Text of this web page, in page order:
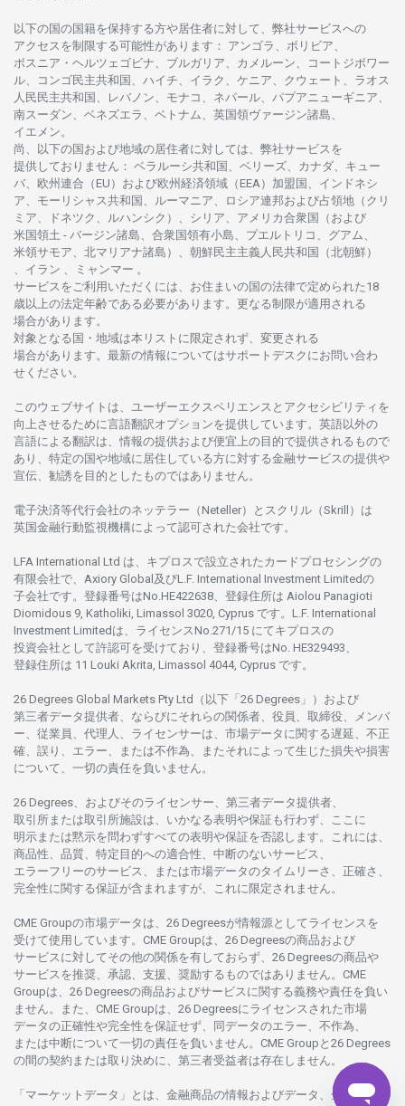
以下の国の国籍を保持する方や居住者に対して、 弊社サービスへの
アクセスを制限する可能性があります ： アンゴラ、ボリビア、
ボスニア ・ ヘルツェゴビナ、ブルガリア、カメルーン、コートジボワー
ル、
コンゴ民主共和国、ハイチ、イラク、ケニア、クウェート、 ラオス
人民民主共和国、レバノン、モナコ、ネパール、パプアニューギニア、
南スーダン、ベネズエラ、ベトナム、 英国領ヴァージン諸島、
イエメン。
尚、
以下の国および地域の居住者に対しては、 弊社サービスを
提供しておりません ： ベラルーシ共和国、ベリーズ、カナダ、キュー
バ、 欧州連合 （EU） および欧州経済領域 （EEA）加盟国、インドネシ
ア、 モーリシャス共和国、ルーマニア、 ロシア連邦および占領地 （クリ
ミア、ドネツク、ルハンシク）、シリア、 アメリカ合衆国
（および
米国領土 - バージン諸島、合衆国領有小島、プエルトリコ、グアム、
米領サモア、 北マリアナ諸島）、 朝鮮民主主義人民共和国
（北朝鮮）
、イラン 、ミャンマー 。
サービスをご利用いただくには、お住まいの国の法律で定められた 18
歳以上の法定年齢である必要があります。 更なる制限が適用さ れる
場合があります。
対象となる 国 ・ 地域は本 リストに限定さ れず、 変更さ れる
場合があります。 最新の情報についてはサポートデスクにお 問い合わ
せくださ い。
このウェブサイトは、 ユーザーエクスペリエンスと アクセシビリティを
向上さ せるために言語翻訳オプションを提供しています。 英語以外の
言語による翻訳は、 情報の提供および便宜上の 目的で提供さ れるもので
あり、 特定の国や地域に居住している方に対する金融サービスの提供や
宣伝、 勧誘を 目的としたものではありません。
電子決済等代行会社のネッテラー （Neteller）と スクリル （Skrill）は
英国金融行動監視機構によって認可さ れた会社です。
LFA International Ltd は、 キプロスで設立さ れた カードプロセシングの
有限会社で、Axiory Global 及びL.F. International Investment Limitedの
子会社です。 登録番号はNo.HE422638、 登録住所は Aiolou Panagioti
Diomidous 9, Katholiki, Limassol 3020, Cyprus です。L.F. International
Investment Limitedは、 ライセンスNo.271/15 にてキプロスの
投資会社として許認可を受けており、 登録番号はNo. HE329493、
登録住所は 11 Louki Akrita, Limassol 4044, Cyprus です。
26 Degrees Global Markets Pty Ltd（以下「26 Degrees」） および
第三者データ提供者、ならびにそれらの関係者、役員、取締役、メンバ
ー、従業員、代理人、ライセンサーは、 市場データに関する遅延、不正
確、誤り、エラー、
または不作為、 またそれによって生じた損失や損害
について、 一切の責任を負いません。
26 Degrees、 およびそのライセンサー、 第三者データ提供者、
取引所または取引所施設は、いかなる表明や保証も行わず、 ここに
明示または黙示を 問わずすべての表明や保証を否認し ます。 これには、
商品性、品質、 特定目的への適合性、 中断のないサービス、
エラーフリーのサービス、 または市場データのタイムリーさ、正確さ、
完全性に関する保証が含まれますが、これに限定さ れません。
CME Groupの市場データは、26 Degreesが情報源としてライセンスを
受けて使用しています。 CME Groupは、26 Degreesの商品および
サービスに対してその他の関係を有しておらず、26 Degreesの商品や
サービスを推奨、承認、支援、 奨励するものではありません。 CME
Groupは、26 Degreesの商品およびサービスに関する義務や責任を負い
ません。また、CME Groupは、26 Degreesにライセンスさ れた市場
データの正確性や完全性を保証せず、 同 データのエラー、不作為、
または中断について一切の責任を負いません。 CME Groupと26 Degrees
の間の契約または取り 決めに、 第三者受益者は存在し ません。
「マーケットデータ」とは、 金融商品の情報およびデータ、 金融商品の